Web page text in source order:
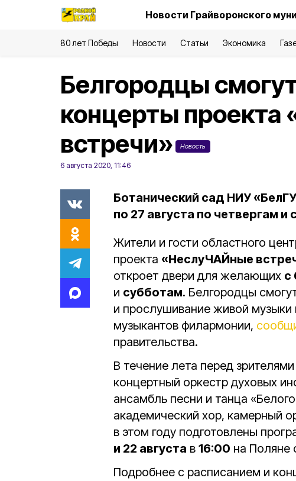
Новости Грайворонского
80 лет Победы Новости Статьи Экономика
Белгородцы
концерты
встречи»
Новость
6 августа 2020, 11:46
Ботанический сад НИУ
по 27 августа по четвергам и
Жители и гости областного
проекта «НеслуЧАЙные
откроет двери для желающих с
и субботам. Белгородцы
и прослушивание живой
музыкантов филармонии,
правительства.
В течение лета перед
концертный оркестр духовых
ансамбль песни и танца
академический хор, камерный
в этом году подготовлены
и 22 августа в 16:00 на Поляне
Подробнее с расписанием и